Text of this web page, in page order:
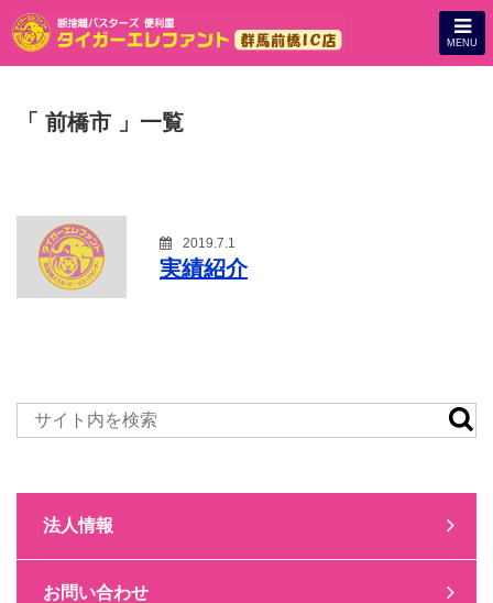
MENU
「 前橋市 」一覧
2019.7.1
実績紹介
法人情報
お問い合わせ